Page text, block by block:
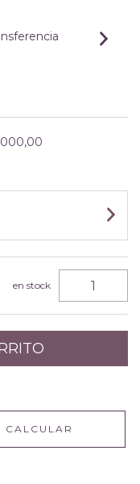
en stock
CALCULAR